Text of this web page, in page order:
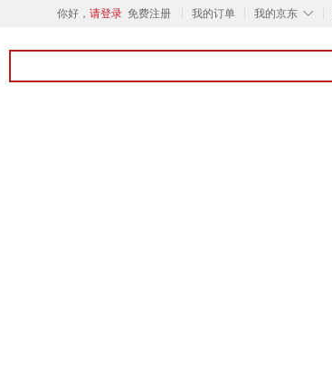
你好， 请登录 免费注册 我的订单 ◇
我的京东